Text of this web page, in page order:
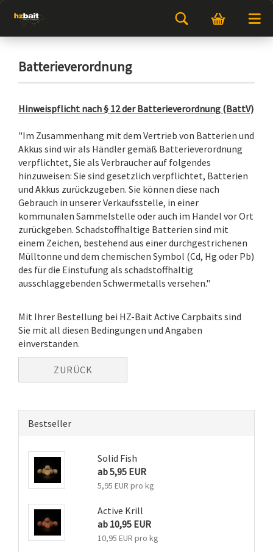
Batterieverordnung
Hinweispflicht nach § 12 der Batterieverordnung (BattV)
"Im Zusammenhang mit dem Vertrieb von Batterien und
Akkus sind wir als Händler gemäß Batterieverordnung
verpflichtet, Sie als Verbraucher auf folgendes
hinzuweisen: Sie sind gesetzlich verpflichtet, Batterien
und Akkus zurückzugeben. Sie können diese nach
Gebrauch in unserer Verkaufsstelle, in einer
kommunalen Sammelstelle oder auch im Handel vor Ort
zurückgeben. Schadstoffhaltige Batterien sind mit
einem Zeichen, bestehend aus einer durchgestrichenen
Mülltonne und dem chemischen Symbol (Cd, Hg oder Pb)
des für die Einstufung als schadstoffhaltig
ausschlaggebenden Schwermetalls versehen."
Mit Ihrer Bestellung bei HZ-Bait Active Carpbaits sind
Sie mit all diesen Bedingungen und Angaben
einverstanden.
ZURÜCK
Bestseller
Solid Fish
ab 5,95 EUR
5,95 EUR pro kg
Active Krill
ab 10,95 EUR
10,95 EUR pro kg